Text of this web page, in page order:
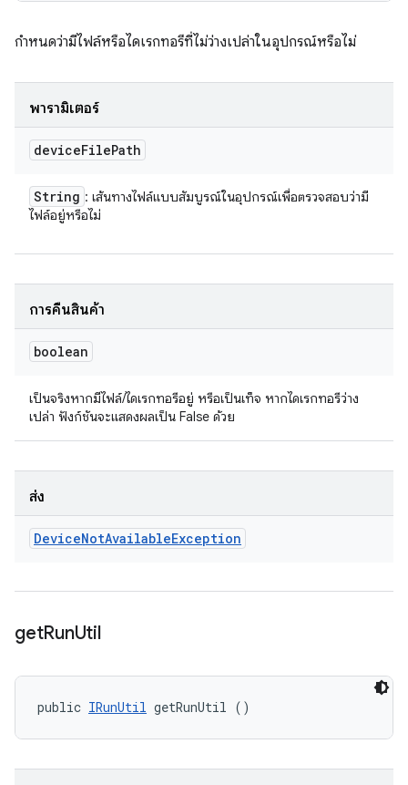
กำหนดว่ามีไฟล์หรือไดเรกทอรีที่ไม่ว่างเปล่าในอุปกรณ์หรือไม่
พารามิเตอร์
deviceFilePath
String : เส้นทางไฟล์แบบสัมบูรณ์ในอุปกรณ์เพื่อตรวจสอบว่ามี
ไฟล์อยู่หรือไม่
การคืนสินค้า
boolean
เป็นจริงหากมีไฟล์/ไดเรกทอรีอยู่ หรือเป็นเท็จ หากไดเรกทอรีว่าง
เปล่า ฟังก์ชันจะแสดงผลเป็น False ด้วย
ส่ง
DeviceNotAvailableException
getRunUtil
public IRunUtil getRunUtil ()